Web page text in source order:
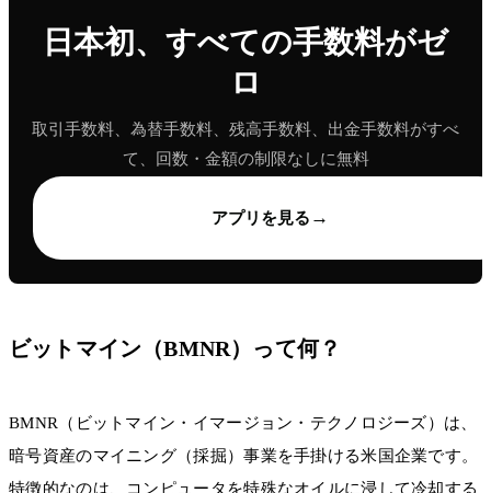
日本初、すべての手数料がゼ
ロ
取引手数料、為替手数料、残高手数料、出金手数料がすべ
て、回数・金額の制限なしに無料
アプリを見る →
ビットマイン（BMNR）って何？
BMNR（ビットマイン・イマージョン・テクノロジーズ）は、
暗号資産のマイニング（採掘）事業を手掛ける米国企業です。
特徴的なのは、コンピュータを特殊なオイルに浸して冷却する